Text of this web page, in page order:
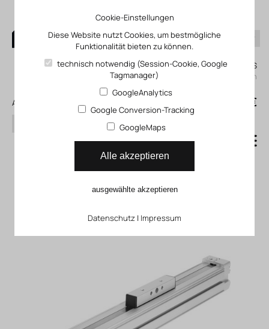
0
Mein KLEFINGHAUS
einloggen
Alle Produkte
Suchen
0,00 €
Kolbenstangenlose Zylinder
Mechanisch gekoppelte
Cookie-Einstellungen
Diese Website nutzt Cookies, um bestmögliche
Funktionalität bieten zu können.
technisch notwendig (Session-Cookie, Google
Tagmanager)
GoogleAnalytics
Google Conversion-Tracking
GoogleMaps
Alle akzeptieren
ausgewählte akzeptieren
Datenschutz | Impressum